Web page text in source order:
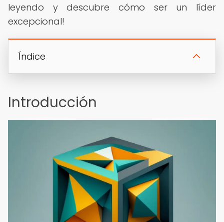
leyendo y descubre cómo ser un líder
excepcional!
Índice
Introducción